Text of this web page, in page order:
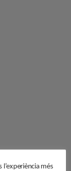
més